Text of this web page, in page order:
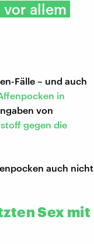
allem
Fälle – und auch
in
von
gegen die
auch nicht
Sex mit